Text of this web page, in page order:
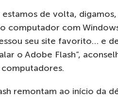
de volta,
computador com
seu site favorito… e
o Adobe Flash”,
remontam ao início da